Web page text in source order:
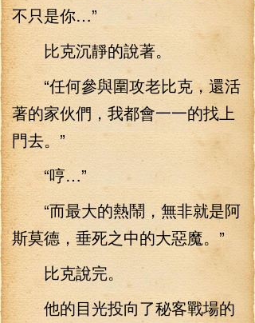
不只是你…”
比克沉靜的說著。
“任何參與圍攻老比克，還活
著的家伙們，我都會一一的找上
門去。”
“哼…”
“而最大的熱鬧，無非就是阿
斯莫德，垂死之中的大惡魔。”
比克說完。
他的目光投向了秘客戰場的